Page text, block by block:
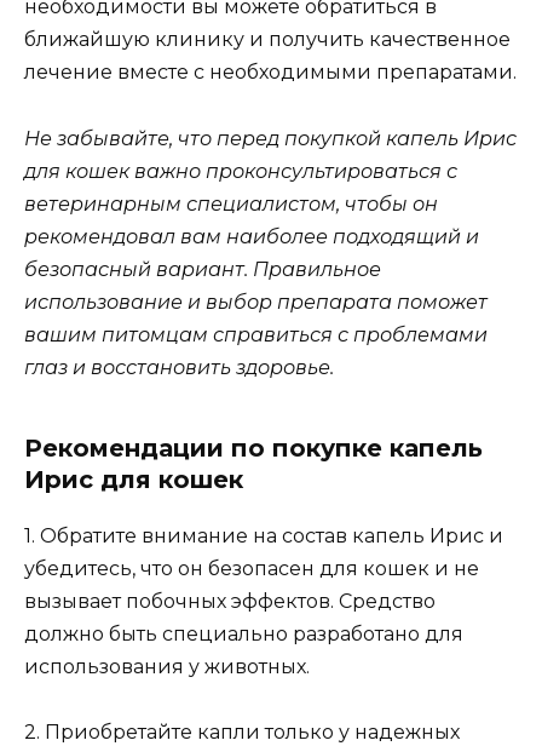
необходимости вы можете обратиться в
ближайшую клинику и получить качественное
лечение вместе с необходимыми препаратами.
Не забывайте, что перед покупкой капель Ирис
для кошек важно проконсультироваться с
ветеринарным специалистом, чтобы он
рекомендовал вам наиболее подходящий и
безопасный вариант. Правильное
использование и выбор препарата поможет
вашим питомцам справиться с проблемами
глаз и восстановить здоровье.
Рекомендации по покупке капель
Ирис для кошек
1. Обратите внимание на состав капель Ирис и
убедитесь, что он безопасен для кошек и не
вызывает побочных эффектов. Средство
должно быть специально разработано для
использования у животных.
2. Приобретайте капли только у надежных